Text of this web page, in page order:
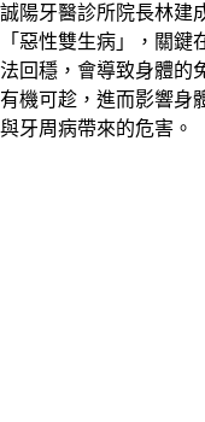
誠陽牙醫診所院長林建
「惡性雙生病」，關
法回穩，會導致身體的
有機可趁，進而影響身
與牙周病帶來的危害。